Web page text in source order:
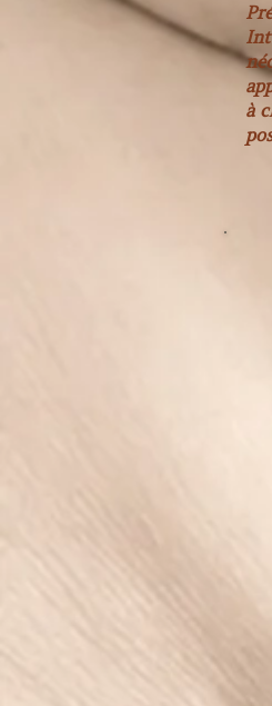
à